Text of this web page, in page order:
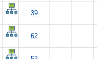
39
62